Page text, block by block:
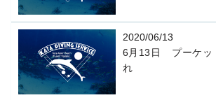
2020/06/13
6月13日 プーケッ
れ